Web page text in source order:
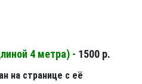
4 метра) - 1500 р.
на странице с её